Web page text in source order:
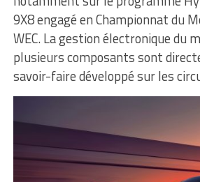
9X8 engagé en Championnat du
WEC. La gestion électronique du
plusieurs composants sont
savoir-faire développé sur les